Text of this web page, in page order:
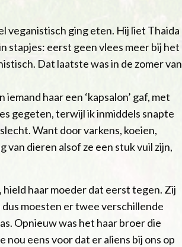
veganistisch ging eten. Hij liet Thaida
stapjes: eerst geen vlees meer bij het
Dat laatste was in de zomer van
haar een ‘kapsalon’ gaf, met
gegeten, terwijl ik inmiddels snapte
Want door varkens, koeien,
dieren alsof ze een stuk vuil zijn,
haar moeder dat eerst tegen. Zij
moesten er twee verschillende
Opnieuw was het haar broer die
nou eens voor dat er aliens bij ons op